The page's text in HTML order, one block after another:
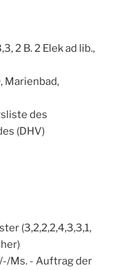
2 B. 2 Elek ad lib.,
Marienbad,
des
(DHV)
(3,2,2,2,4,3,3,1,
Ms. - Auftrag der